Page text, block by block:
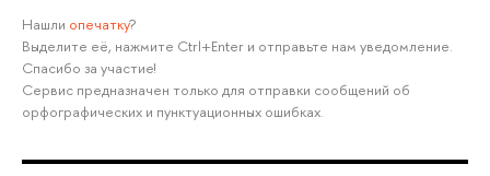
Нашли опечатку?
Выделите её, нажмите Ctrl+Enter и отправьте нам уведомление.
Спасибо за участие!
Сервис предназначен только для отправки сообщений об
орфографических и пунктуационных ошибках.